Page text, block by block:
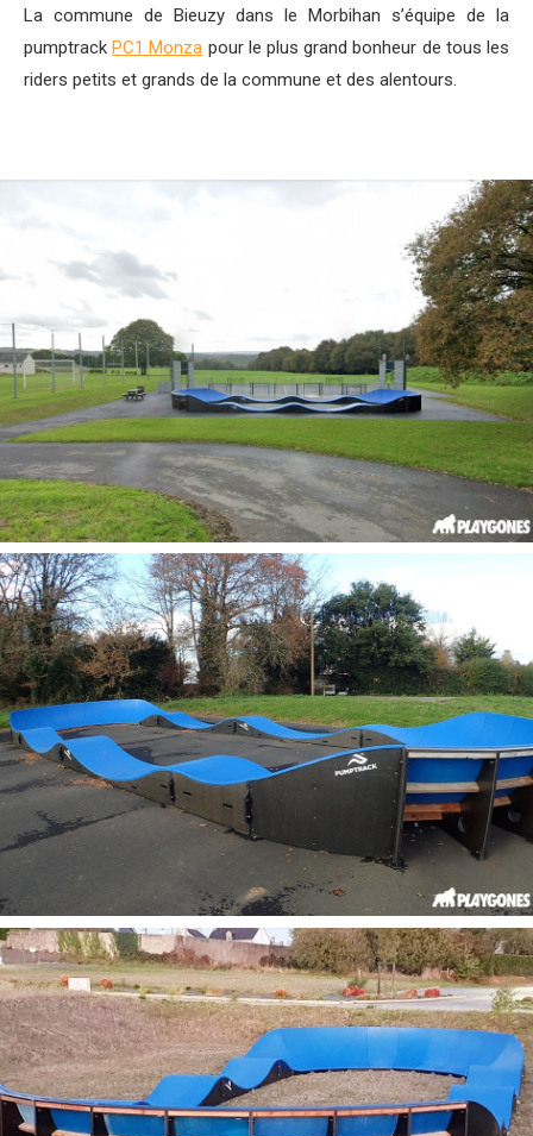
La commune de Bieuzy dans le Morbihan s’équipe de la
pumptrackPC1 Monza pour le plus grand bonheur de tous les
riders petits et grands de la commune et des alentours.